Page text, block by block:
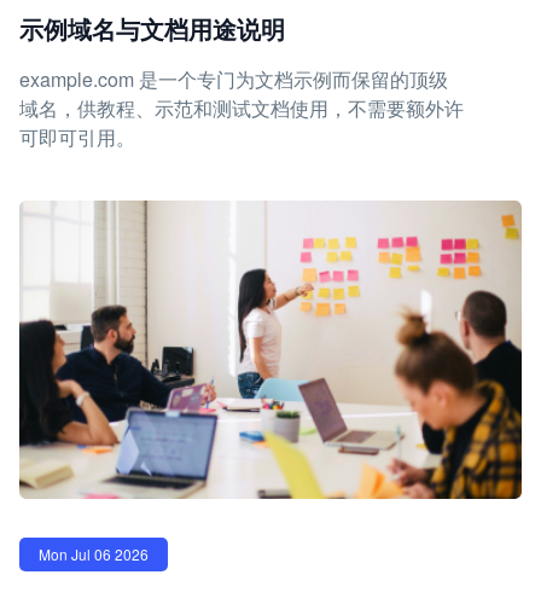
示例域名与文档用途说明
example.com 是一个专门为文档示例而保留的顶级
域名，供教程、示范和测试文档使用，不需要额外许
可即可引用。
Mon Jul 06 2026